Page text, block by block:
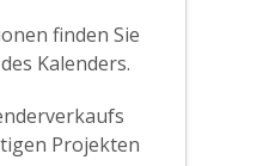
finden Sie
Kalenders.
Projekten